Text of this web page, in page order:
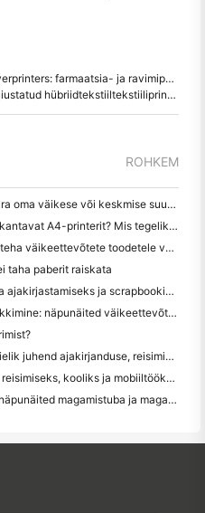
ja ravimipakendite kodeerimise parandamine
sisseehitatud eeltöötluse, digitaalse printimise ja tasapinnalise sõelumisega
ROHKEM
Kuidas valida õige restorani tarkvara oma väikese või keskmise suurusega restorani jaoks
Kas vajate laoarvete jaoks kaasaskantavat A4-printerit? Mis tegelikult töötab
Kas soojusetiketti printerid võivad teha väikeettevõtete toodetele veekindel etikett?
taha paberit raiskata
Parim värviliste märgiste valmistaja ajakirjastamiseks ja scrapbooking'iks: lisage iga leheküljele rohkem värvi
Käsikirja vs. laevandusmärgide trükkimine: näpunäited väikeettevõtetele 2026. aastal
Kuidas valida taskufoto printer: Täielik juhend ajakirjanduse, reisimise ja iPhone'i kasutajatele
Parim tindita kaasaskantav printer reisimiseks, kooliks ja mobiiltööks: Hanin MT620 Pro ülevaade
Mini foto seina paigutuse ideed ja näpunäited magamistuba ja magamistuba kaunistamiseks